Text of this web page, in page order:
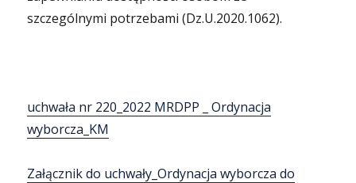
szczególnymi potrzebami (Dz.U.2020.1062).
uchwała nr 220_2022 MRDPP _ Ordynacja
wyborcza_KM
Załącznik do uchwały_Ordynacja wyborcza do